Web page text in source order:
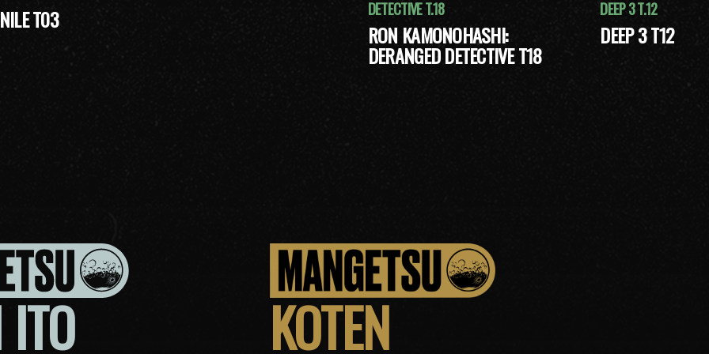
T03 DETECTIVE T.18
RON KAMONOHASHI:
DERANGED DETECTIVE T18
DEEP 3 T.12
DEEP 3 T12
KOTEN